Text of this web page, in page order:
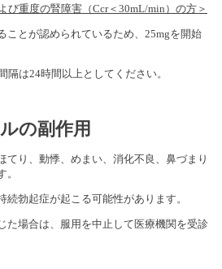
び重度の腎障害（Ccr＜30mL/min）の方＞
ことが認められているため、25mgを開始
隔は24時間以上としてください。
の副作用
てり、動悸、めまい、消化不良、鼻づまり
続勃起症が起こる可能性があります。
た場合は、服用を中止して医療機関を受診